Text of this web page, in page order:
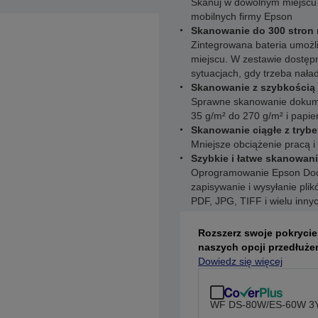
mobilnych firmy Epson
Skanowanie do 300 stron
Zintegrowana bateria
miejscu. W zestawie
sytuacjach, gdy trzeba
Skanowanie z
Sprawne skanowanie
35 g/m² do 270 g/m² i
Skanowanie ciągłe z
Mniejsze obciążenie pracą
Szybkie i łatwe
Oprogramowanie Epson
zapisywanie i wysyłanie
PDF, JPG, TIFF i wielu
Rozszerz swoje
naszych opcji
Dowiedz się więcej
WF DS-80W/ES-60W